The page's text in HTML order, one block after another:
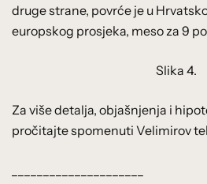
druge strane, povrće je u
europskog prosjeka, meso za 9
Slika 4.
Za više detalja, objašnjenja i
pročitajte spomenuti Velimirov